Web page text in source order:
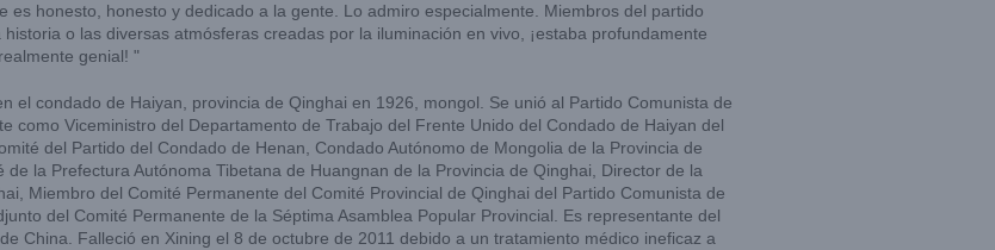
es honesto, honesto y dedicado a la gente. Lo admiro especialmente. Miembros del partido
o las diversas atmósferas creadas por la iluminación en vivo, ¡estaba profundamente
genial! "
el condado de Haiyan, provincia de Qinghai en 1926, mongol. Se unió al Partido Comunista de
como Viceministro del Departamento de Trabajo del Frente Unido del Condado de Haiyan del
del Partido del Condado de Henan, Condado Autónomo de Mongolia de la Provincia de
la Prefectura Autónoma Tibetana de Huangnan de la Provincia de Qinghai, Director de la
Miembro del Comité Permanente del Comité Provincial de Qinghai del Partido Comunista de
del Comité Permanente de la Séptima Asamblea Popular Provincial. Es representante del
China. Falleció en Xining el 8 de octubre de 2011 debido a un tratamiento médico ineficaz a